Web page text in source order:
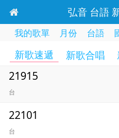
弘音 台語
我的歌單 月份 台語
新歌速遞 新歌合唱
21915
台
22101
台